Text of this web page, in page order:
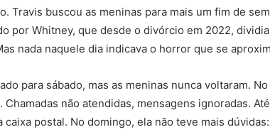
Travis buscou as meninas para mais um fim de
por Whitney, que desde o divórcio em 2022,
nada naquele dia indicava o horror que se
para sábado, mas as meninas nunca voltaram.
Chamadas não atendidas, mensagens ignoradas.
caixa postal. No domingo, ela não teve mais